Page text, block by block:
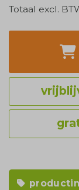
Totaal excl.